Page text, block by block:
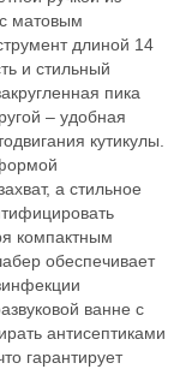
матовым
длиной 14
и стильный
пика
– удобная
кутикулы.
а стильное
компактным
обеспечивает
ванне с
антисептиками
гарантирует